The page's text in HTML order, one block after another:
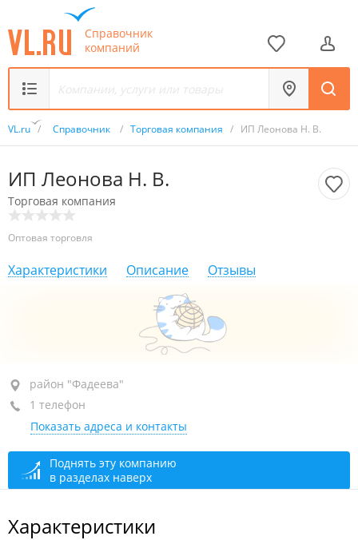
Справочник
компаний
VL.ru / Справочник / Торговая компания / ИП Леонова Н. В.
ИП Леонова Н. В.
Торговая компания
Оптовая торговля
Характеристики Описание Отзывы
район "Фадеева", ул. Фадеева, 47А стр. 12
+7 924 339-93-10
сегодня закрыто
район "Фадеева"
1 телефон
Показать адреса и контакты
Поднять эту компанию
в разделах наверх
Характеристики